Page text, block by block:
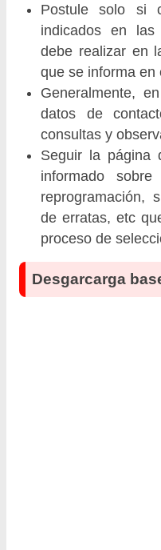
Postule solo si
indicados en
debe realizar en
que se informa en
Generalmente,
datos de
consultas y
Seguir la página
informado
reprogramación,
de erratas, etc
proceso de
Desgarcarga